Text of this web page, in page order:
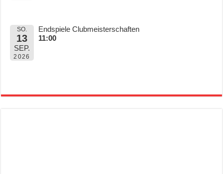
SO.
13
SEP.
2026
Endspiele Clubmeisterschaften
11:00